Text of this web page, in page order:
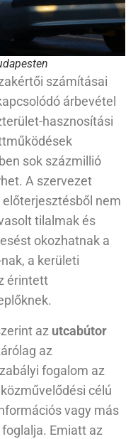
számításai
árbevétel
hasznosítási
sok százmillió
A szervezet
nem
tilalmak és
okozhatnak a
a kerületi
érintett
az utcabútor
az
fogalom az
célú
vagy más
Emiatt az